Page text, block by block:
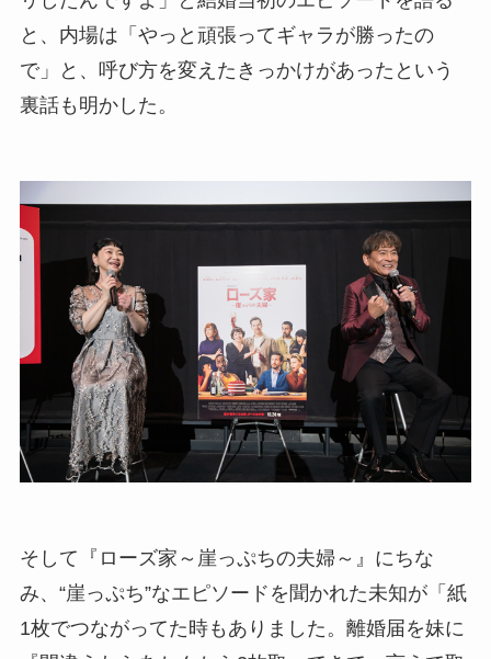
と、内場は「やっと頑張ってギャラが勝ったの
で」と、呼び方を変えたきっかけがあったという
裏話も明かした。
そして『ローズ家～崖っぷちの夫婦～』にちな
み、“崖っぷち”なエピソードを聞かれた未知が「紙
1枚でつながってた時もありました。離婚届を妹に